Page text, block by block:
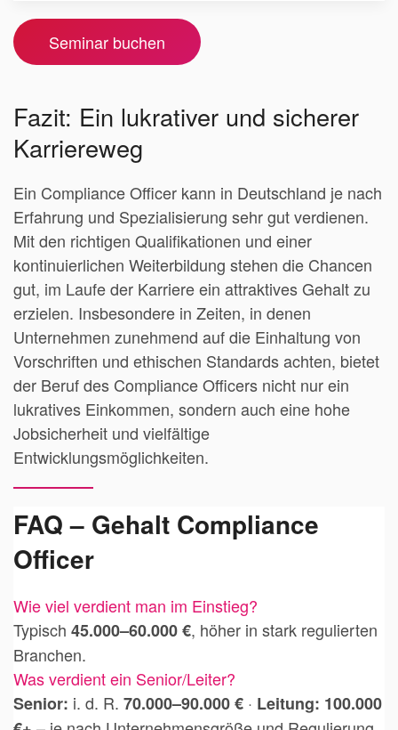
Seminar buchen
Fazit: Ein lukrativer und sicherer
Karriereweg
Ein Compliance Officer kann in Deutschland je nach
Erfahrung und Spezialisierung sehr gut verdienen.
Mit den richtigen Qualifikationen und einer
kontinuierlichen Weiterbildung stehen die Chancen
gut, im Laufe der Karriere ein attraktives Gehalt zu
erzielen. Insbesondere in Zeiten, in denen
Unternehmen zunehmend auf die Einhaltung von
Vorschriften und ethischen Standards achten, bietet
der Beruf des Compliance Officers nicht nur ein
lukratives Einkommen, sondern auch eine hohe
Jobsicherheit und vielfältige
Entwicklungsmöglichkeiten.
FAQ – Gehalt Compliance
Officer
Wie viel verdient man im Einstieg?
Typisch 45.000–60.000 €, höher in stark regulierten
Branchen.
Was verdient ein Senior/Leiter?
Senior: i. d. R. 70.000–90.000 € · Leitung: 100.000